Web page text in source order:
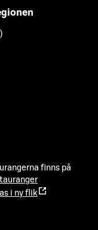
finns på
i ny flik